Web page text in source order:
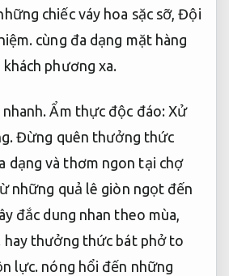
chiếc váy hoa sặc sỡ,Đội
cùng đa dạng mặt hàng
phương xa.
Ẩm thực độc đáo:Xử
Đừng quên thưởng thức
dạng và thơm ngon tại chợ
những quả lê giòn ngọt đến
đắc dung nhan theo mùa,
hay thưởng thức bát phở to
lực. nóng hổi đến những